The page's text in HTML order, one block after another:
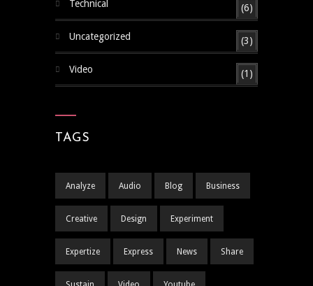
Technical (6)
Uncategorized (3)
Video (1)
TAGS
Analyze Audio Blog Business
Creative Design Experiment
Expertize Express News Share